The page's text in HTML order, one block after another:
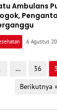
Ambulans
6 Agustus
… 36
Berikutnya »